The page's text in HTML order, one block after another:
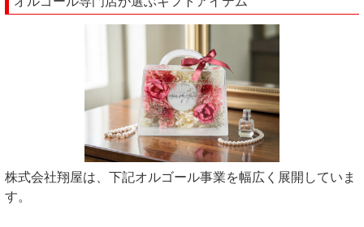
株式会社翔屋は、下記オルゴール事業を幅広く展開していま
す。